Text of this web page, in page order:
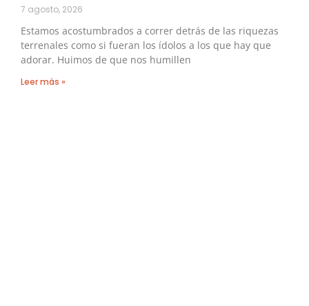
7 agosto, 2026
Estamos acostumbrados a correr detrás de las riquezas
terrenales como si fueran los ídolos a los que hay que
adorar. Huimos de que nos humillen
Leer más »